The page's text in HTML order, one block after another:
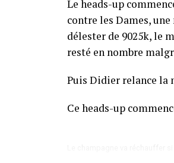
Le heads-up
contre les Dames,
délester de 9025k, le
resté en nombre
Puis Didier relance la
Ce heads-up
Le champagne va réchauffer